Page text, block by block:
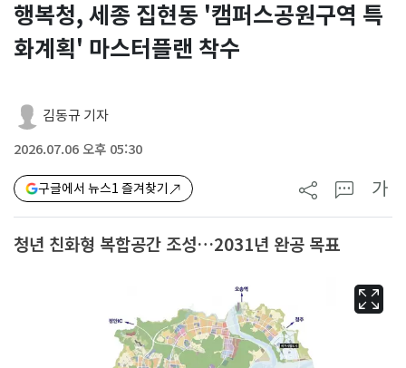
행복청, 세종 집현동 '캠퍼스공원구역 특
화계획' 마스터플랜 착수
김동규 기자
2026.07.06 오후 05:30
구글에서 뉴스1 즐겨찾기 가
청년 친화형 복합공간 조성…2031년 완공 목표